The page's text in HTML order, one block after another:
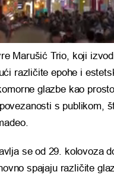
Marušić Trio, koji
različite epohe i
glazbe kao
s publikom,
se od 29. kolovoza
spajaju različite